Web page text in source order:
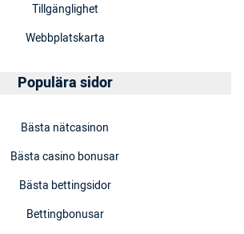
Tillgänglighet
Webbplatskarta
Populära sidor
Bästa nätcasinon
Bästa casino bonusar
Bästa bettingsidor
Bettingbonusar